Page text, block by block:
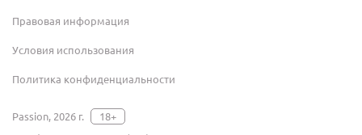
Правовая информация
Условия использования
Политика конфиденциальности
Passion, 2026 г.
18+